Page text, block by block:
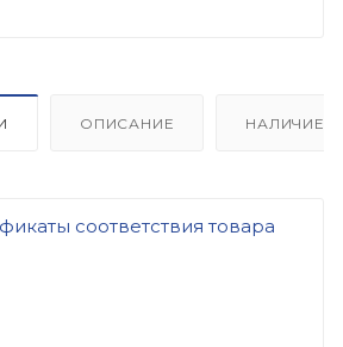
ОПИСАНИЕ НАЛИЧИЕ
соответствия товара